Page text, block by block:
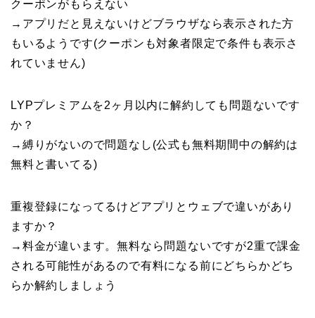
クーポンがもらえない
→アプリだと見えないけどブラウザなら表示された方
もいるようです(クーポンも対象者限定で条件も表示さ
れていません)
LYPプレミアムを2ヶ月以内に解約しても問題ないです
か？
→縛りがないので問題なし(公式も無料期間中の解約は
無料と書いてる)
重複登録になってるけどアプリとウェブで違いがあり
ますか？
→料金が違います。無料なら問題ないですが2重で課金
される可能性があるので有料になる前にどちらかどち
らか解約しましょう